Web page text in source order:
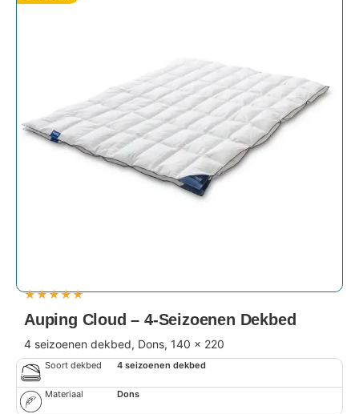
★★★★★
Auping Cloud – 4-Seizoenen Dekbed
4 seizoenen dekbed, Dons, 140 x 220
Soort dekbed 4 seizoenen dekbed
Materiaal Dons